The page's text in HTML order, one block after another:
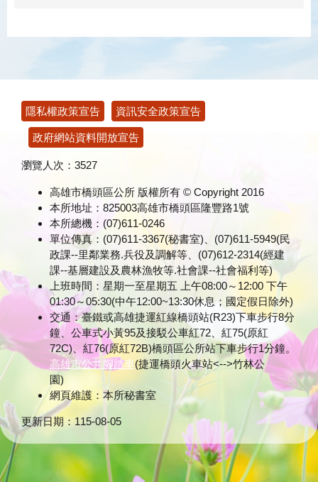
隱私權政策宣告
資訊安全政策宣告
政府網站資料開放宣告
瀏覽人次： 3527
高雄市橋頭區公所 版權所有 © Copyright 2016
本所地址：825003高雄市橋頭區隆豐路1號
本所總機：(07)611-0246
單位傳真：(07)611-3367(秘書室)、(07)611-5949(民
政課--里鄰業務.兵役及調解等、(07)612-2314(經建
課--基層建設及農林漁牧等.社會課--社會福利等)
上班時間：星期一至星期五 上午08:00～12:00 下午
01:30～05:30(中午12:00~13:30休息；國定假日除外)
交通：臺鐵或高雄捷運紅線橋頭站(R23)下車步行8分
鐘、公車式小黃95及接駁公車紅72、紅75(原紅
72C)、紅76(原紅72B)橋頭區公所站下車步行1分鐘。
高雄市公共腳踏車(捷運橋頭火車站<-->竹林公
園)
網頁維護：本所秘書室
更新日期： 115-08-05